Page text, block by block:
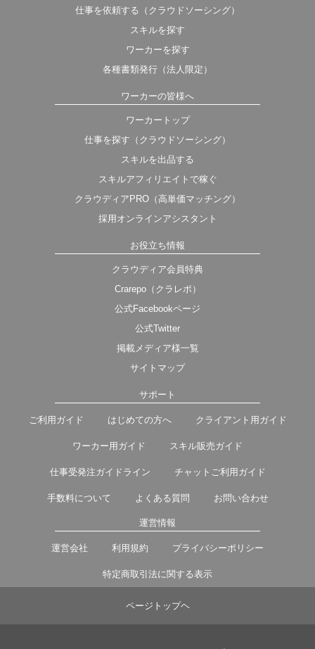
仕事を依頼する（クラウドソーシング）
スキルを探す
ワーカーを探す
各種書類発行（法人限定）
ワーカーの皆様へ
ワーカートップ
仕事を探す（クラウドソーシング）
スキルを出品する
スキルアフィリエイトで稼ぐ
クラウディアPRO（高単価マッチング）
採用オンラインアシスタント
お役立ち情報
クラウディア会員特典
Crarepo（クラレポ）
公式Facebookページ
公式Twitter
掲載メディア様一覧
サイトマップ
サポート
ご利用ガイド はじめての方へ クライアント用ガイド
ワーカー用ガイド スキル販売ガイド
仕事受発注ガイドライン チャットご利用ガイド
手数料について よくある質問 お問い合わせ
運営情報
運営会社 利用規約 プライバシーポリシー
特定商取引法に関する表示
ページトップヘ